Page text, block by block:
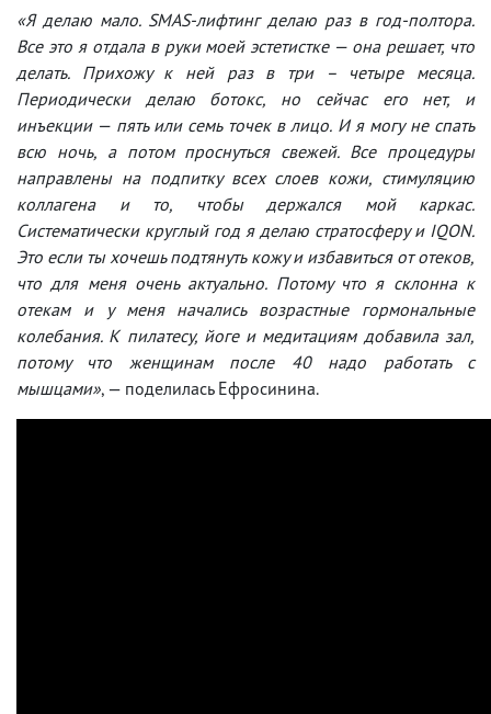
«Я делаю мало. SMAS-лифтинг делаю раз в год-полтора.
Все это я отдала в руки моей эстетистке — она решает, что
делать. Прихожу к ней раз в три – четыре месяца.
Периодически делаю ботокс, но сейчас его нет, и
инъекции — пять или семь точек в лицо. И я могу не спать
всю ночь, а потом проснуться свежей. Все процедуры
направлены на подпитку всех слоев кожи, стимуляцию
коллагена и то, чтобы держался мой каркас.
Систематически круглый год я делаю стратосферу и IQON.
Это если ты хочешь подтянуть кожу и избавиться от отеков,
что для меня очень актуально. Потому что я склонна к
отекам и у меня начались возрастные гормональные
колебания. К пилатесу, йоге и медитациям добавила зал,
потому что женщинам после 40 надо работать с
мышцами», — поделилась Ефросинина.